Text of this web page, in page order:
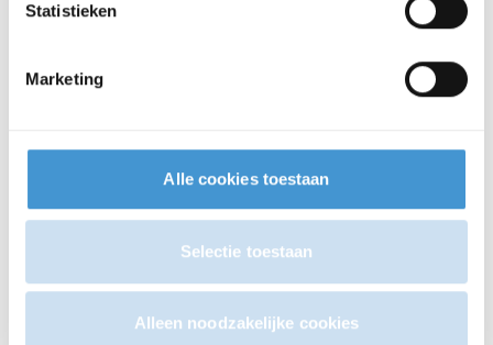
Statistieken
Marketing
Alle cookies toestaan
Selectie toestaan
Alleen noodzakelijke cookies
Stel uw vraag via het onderstaande
op.